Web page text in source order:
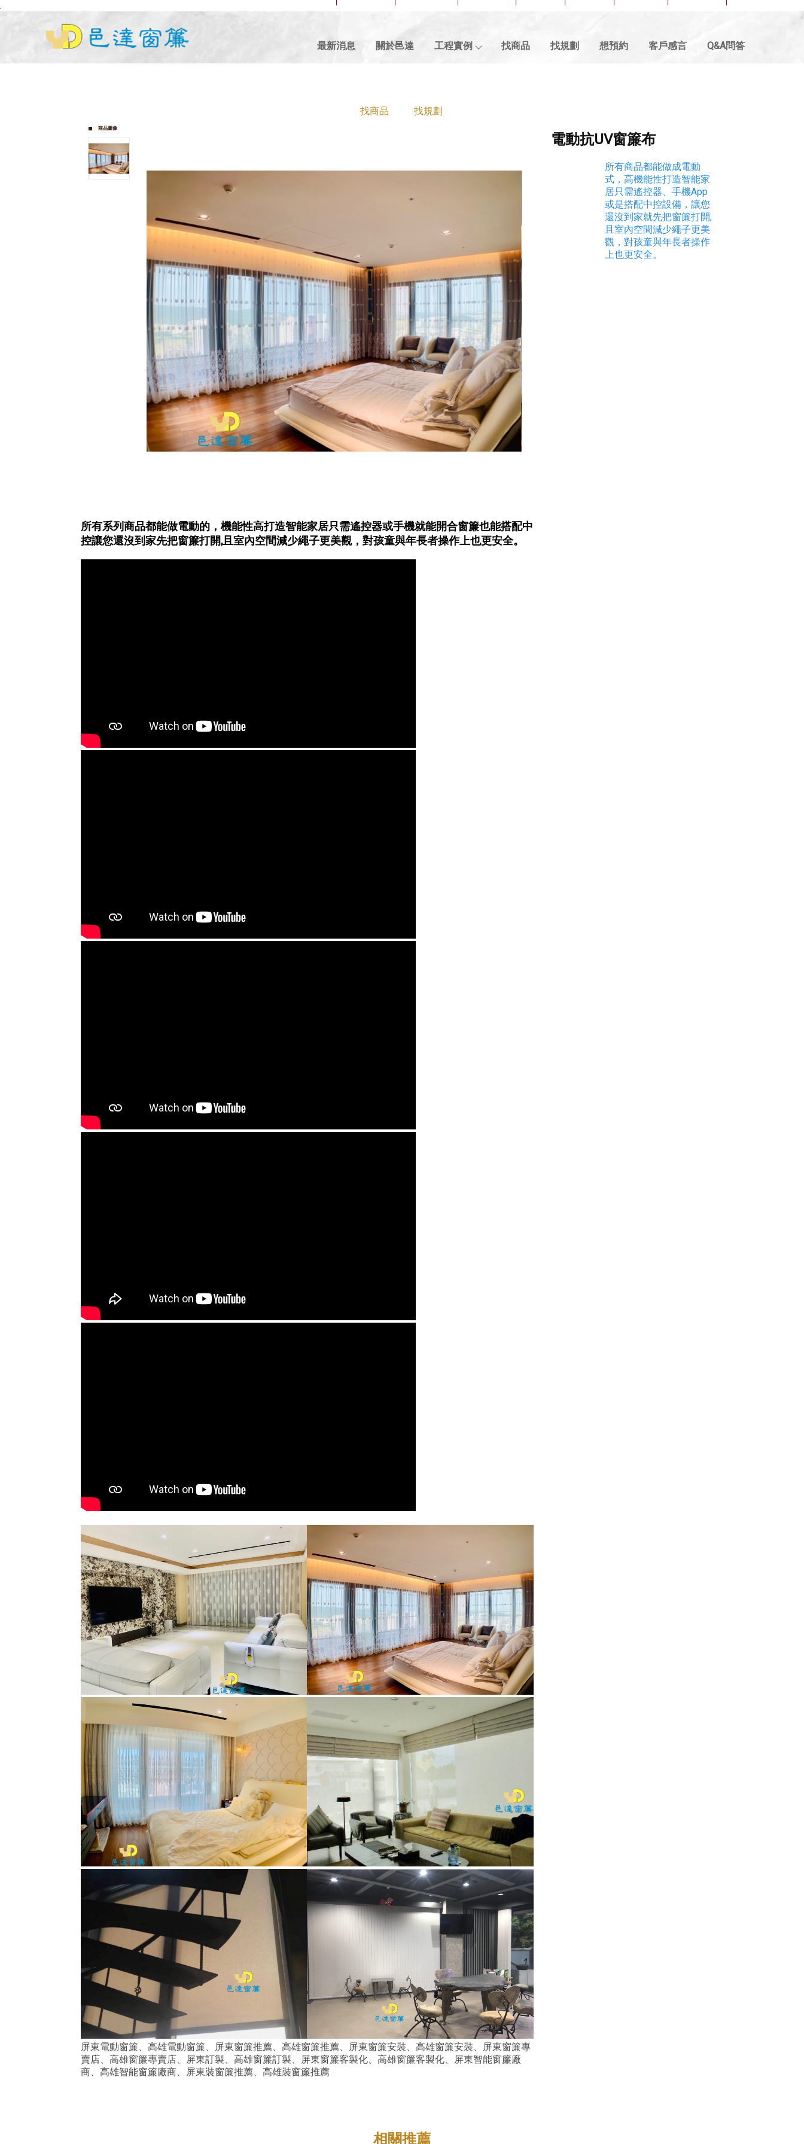
.
最新消息 關於邑達 工程實例 找商品 找規劃 想預約 客戶感言 Q&A問答
找商品 找規劃
商品圖像
所有系列商品都能做電動的，機能性高打造智能家居只需遙控器或手機就能開合窗簾也能搭配中
控讓您還沒到家先把窗簾打開,且室內空間減少繩子更美觀，對孩童與年長者操作上也更安全。
屏東電動窗簾、高雄電動窗簾、屏東窗簾推薦、高雄窗簾推薦、屏東窗簾安裝、高雄窗簾安裝、屏東窗簾專
賣店、高雄窗簾專賣店、屏東訂製、高雄窗簾訂製、屏東窗簾客製化、高雄窗簾客製化、屏東智能窗簾廠
商、高雄智能窗簾廠商、屏東裝窗簾推薦、高雄裝窗簾推薦
電動抗UV窗簾布
所有商品都能做成電動
式，高機能性打造智能家
居只需遙控器、手機App
或是搭配中控設備，讓您
還沒到家就先把窗簾打開,
且室內空間減少繩子更美
觀，對孩童與年長者操作
上也更安全。